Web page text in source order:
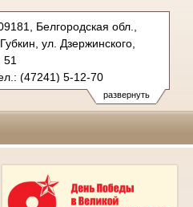
развернуть
Белгородская обл.,
Губкин, ул. Дзержинского,
51
(47241) 5-12-70